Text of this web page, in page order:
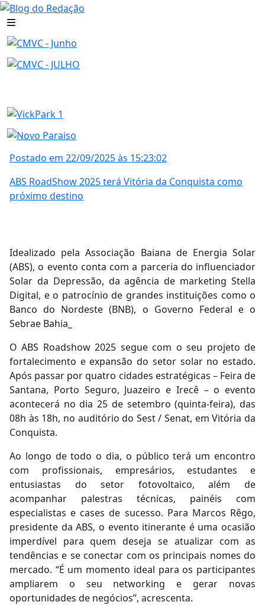
Postado em 22/09/2025 às 15:23:02
ABS RoadShow 2025 terá Vitória da Conquista como
próximo destino
Idealizado pela Associação Baiana de Energia Solar
(ABS), o evento conta com a parceria do influenciador
Solar da Depressão, da agência de marketing Stella
Digital, e o patrocínio de grandes instituições como o
Banco do Nordeste (BNB), o Governo Federal e o
Sebrae Bahia_
O ABS Roadshow 2025 segue com o seu projeto de
fortalecimento e expansão do setor solar no estado.
Após passar por quatro cidades estratégicas – Feira de
Santana, Porto Seguro, Juazeiro e Irecê – o evento
acontecerá no dia 25 de setembro (quinta-feira), das
08h às 18h, no auditório do Sest / Senat, em Vitória da
Conquista.
Ao longo de todo o dia, o público terá um encontro
com profissionais, empresários, estudantes e
entusiastas do setor fotovoltaico, além de
acompanhar palestras técnicas, painéis com
especialistas e cases de sucesso. Para Marcos Rêgo,
presidente da ABS, o evento itinerante é uma ocasião
imperdível para quem deseja se atualizar com as
tendências e se conectar com os principais nomes do
mercado. “É um momento ideal para os participantes
ampliarem o seu networking e gerar novas
oportunidades de negócios”, acrescenta.